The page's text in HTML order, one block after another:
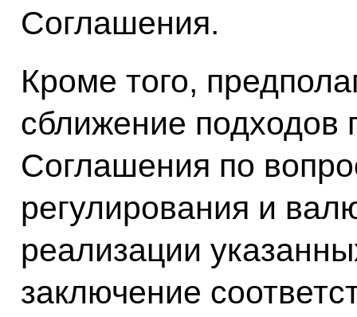
Соглашения.
Кроме того,
сближение подходов
Соглашения по
регулирования и
реализации
заключение